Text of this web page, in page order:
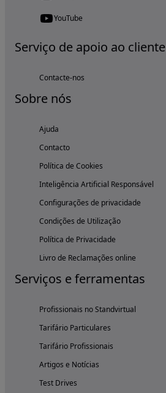
YouTube
Serviço de apoio ao cliente
Contacte-nos
Sobre nós
Ajuda
Contacto
Política de Cookies
Inteligência Artificial Responsável
Configurações de privacidade
Condições de Utilização
Política de Privacidade
Livro de Reclamações online
Serviços e ferramentas
Profissionais no Standvirtual
Tarifário Particulares
Tarifário Profissionais
Artigos e Notícias
Test Drives